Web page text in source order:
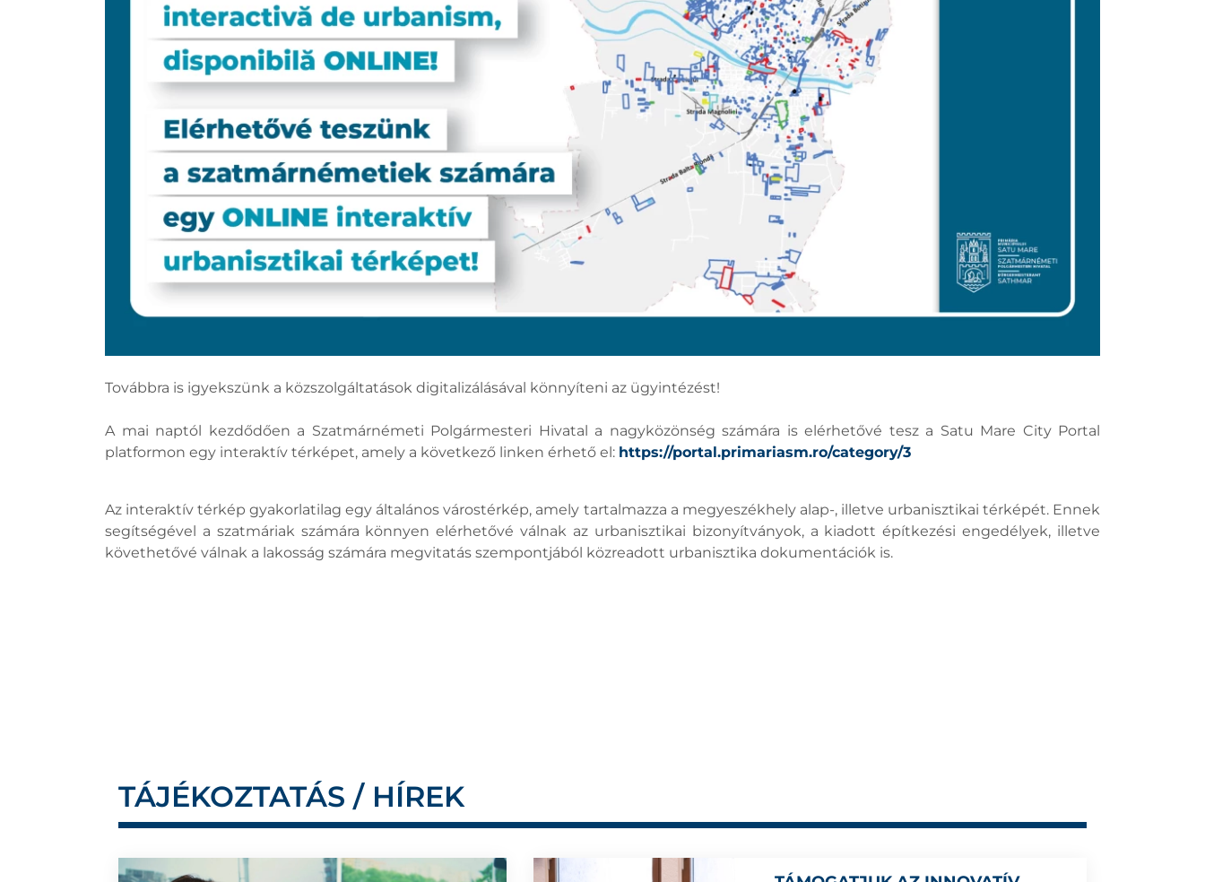
Továbbra is igyekszünk a közszolgáltatások digitalizálásával könnyíteni az ügyintézést!
A mai naptól kezdődően a Szatmárnémeti Polgármesteri Hivatal a nagyközönség számára is elérhetővé tesz a Satu Mare City Portal
platformon egy interaktív térképet, amely a következő linken érhető el: https://portal.primariasm.ro/category/3
Az interaktív térkép gyakorlatilag egy általános várostérkép, amely tartalmazza a megyeszékhely alap-, illetve urbanisztikai térképét. Ennek
segítségével a szatmáriak számára könnyen elérhetővé válnak az urbanisztikai bizonyítványok, a kiadott építkezési engedélyek, illetve
követhetővé válnak a lakosság számára megvitatás szempontjából közreadott urbanisztika dokumentációk is.
TÁJÉKOZTATÁS / HÍREK